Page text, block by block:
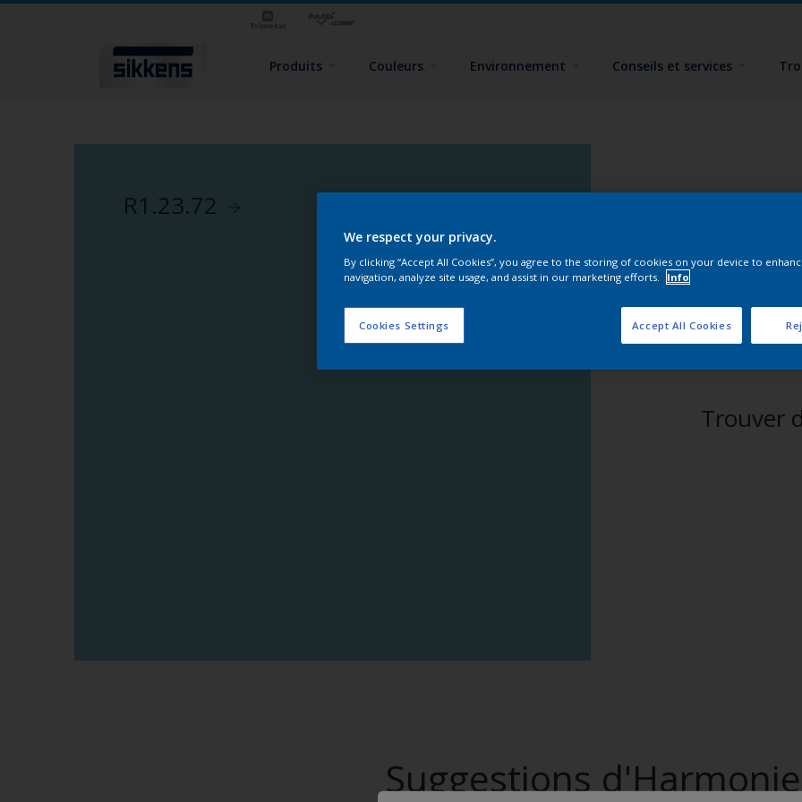
Produits Couleurs Environnement Conseils et services
R1.23.72
Trouver
Suggestions
We respect your privacy.
By clicking “Accept All Cookies”, you agree to the storing of cookies on your device to
navigation, analyze site usage, and assist in our marketing efforts.
Info
Cookies Settings Accept All Cookies